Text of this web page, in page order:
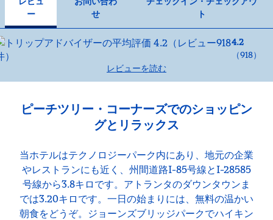
ー
せ
ト
4.2
（918）
レビューを読む
ピーチツリー・コーナーズでのショッピン
グとリラックス
当ホテルはテクノロジーパーク内にあり、地元の企業
やレストランにも近く、州間道路I-85号線とI-28585
号線から3.8キロです。アトランタのダウンタウンま
では3.20キロです。一日の始まりには、無料の温かい
朝食をどうぞ。ジョーンズブリッジパークでハイキン